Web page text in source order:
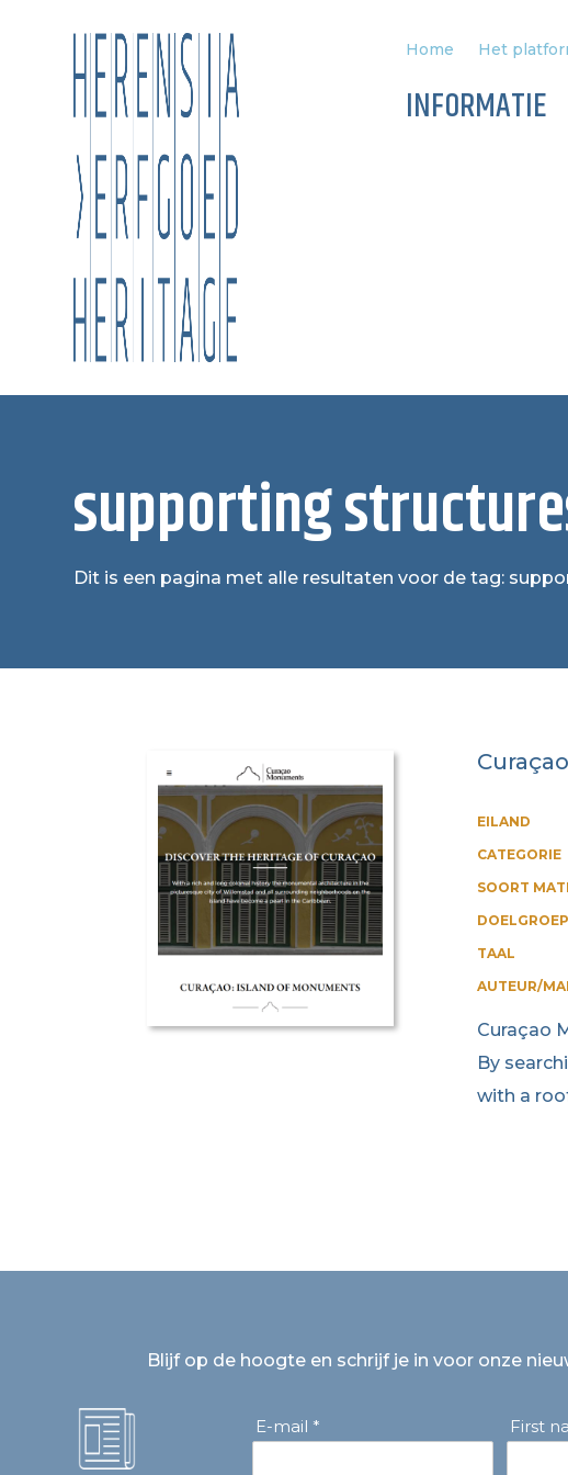
Home Het
INFORMATIE
supporting
Dit is een pagina met alle resultaten voor de tag:
EILAND
CATEGORIE
SOORT
DOELGROEP
TAAL
AUTEUR/
Curaçao
By
with a
Blijf op de hoogte en schrijf je in voor onze
E-mail * First